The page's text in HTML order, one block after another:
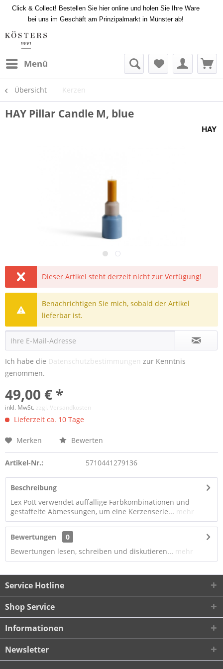
Click & Collect! Bestellen Sie hier online und holen Sie Ihre Ware
bei uns im Geschäft am Prinzipalmarkt in Münster ab!
Menü
Übersicht Kerzen
HAY Pillar Candle M, blue
Dieser Artikel steht derzeit nicht zur Verfügung!
Benachrichtigen Sie mich, sobald der Artikel
lieferbar ist.
Ich habe die Datenschutzbestimmungen zur Kenntnis
genommen.
49,00 € *
inkl. MwSt. zzgl. Versandkosten
Lieferzeit ca. 10 Tage
Merken Bewerten
Artikel-Nr.: 5710441279136
Beschreibung
Lex Pott verwendet auffällige Farbkombinationen und
gestaffelte Abmessungen, um eine Kerzenserie... mehr
Bewertungen
0
Bewertungen lesen, schreiben und diskutieren... mehr
Service Hotline
Shop Service
Informationen
Newsletter